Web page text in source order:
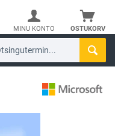
OSTUKORV
MINU KONTO